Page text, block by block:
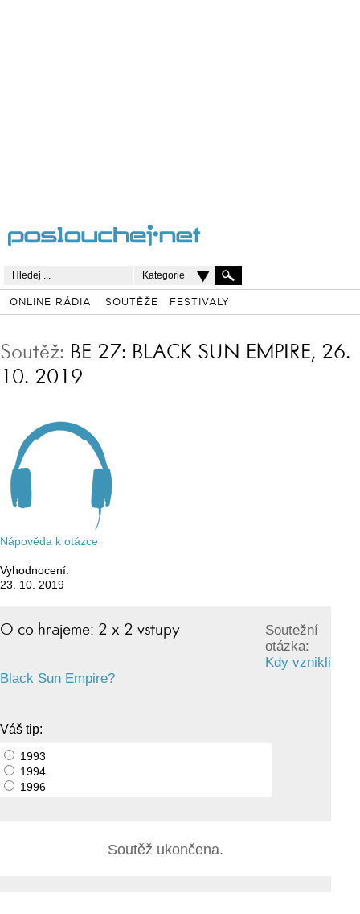
Kategorie
ONLINE RÁDIA SOUTĚŽE FESTIVALY
Soutěž: BE 27: BLACK SUN EMPIRE, 26.
10. 2019
Nápověda k otázce
Vyhodnocení:
23. 10. 2019
O co hrajeme: 2 x 2 vstupy
Soutežní
otázka:
Kdy vznikli
Black Sun Empire?
Váš tip:
1993
1994
1996
Soutěž ukončena.